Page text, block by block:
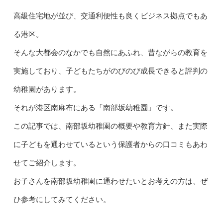
高級住宅地が並び、交通利便性も良くビジネス拠点でもあ
る港区。
そんな大都会のなかでも自然にあふれ、昔ながらの教育を
実施しており、子どもたちがのびのび成長できると評判の
幼稚園があります。
それが港区南麻布にある「南部坂幼稚園」です。
この記事では、南部坂幼稚園の概要や教育方針、また実際
に子どもを通わせているという保護者からの口コミもあわ
せてご紹介します。
お子さんを南部坂幼稚園に通わせたいとお考えの方は、ぜ
ひ参考にしてみてください。